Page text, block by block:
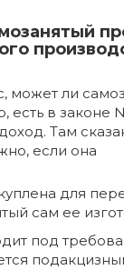
может ли
есть в
Там
если она
для
сам ее
под